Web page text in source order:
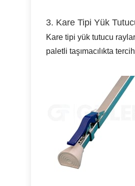
3. Kare Tipi Yük
Kare tipi yük tutucu
paletli taşımacılıkta